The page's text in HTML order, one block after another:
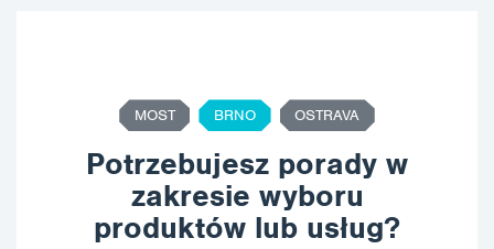
MOST BRNO OSTRAVA
Potrzebujesz porady w
zakresie wyboru
produktów lub usług?